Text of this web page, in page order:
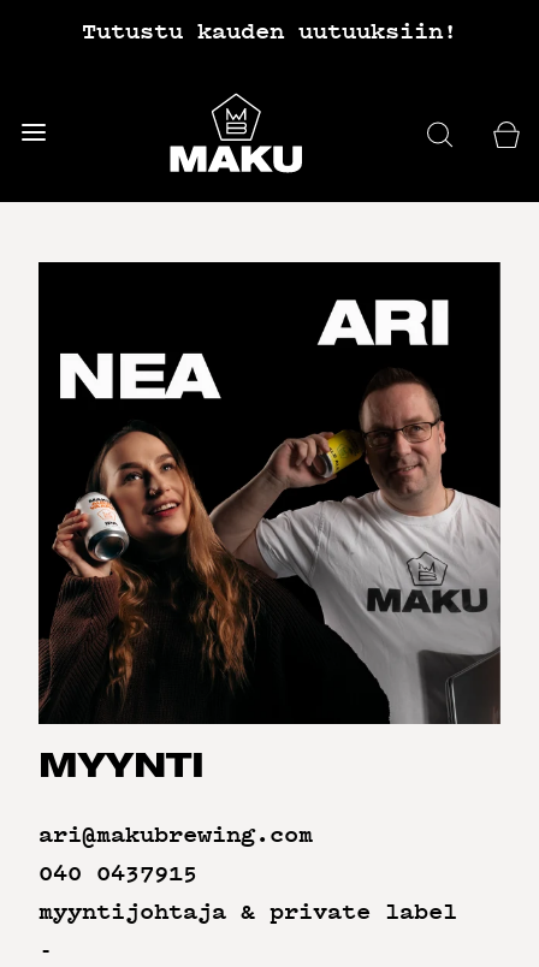
Tutustu kauden uutuuksiin!
MYYNTI
ari@makubrewing.com
040 0437915
myyntijohtaja & private label
-